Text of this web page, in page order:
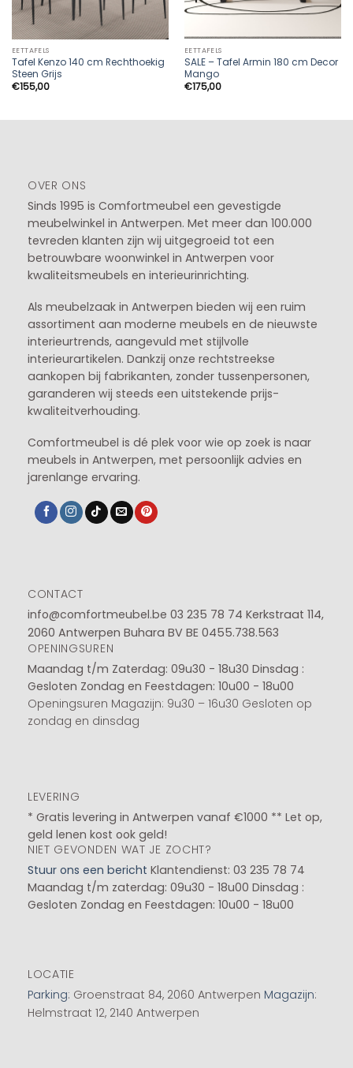
EETTAFELS
Tafel Kenzo 140 cm Rechthoekig
Steen Grijs
€155,00
EETTAFELS
SALE – Tafel Armin 180 cm Decor
Mango
€175,00
OVER ONS
Sinds 1995 is Comfortmeubel een gevestigde
meubelwinkel in Antwerpen. Met meer dan 100.000
tevreden klanten zijn wij uitgegroeid tot een
betrouwbare woonwinkel in Antwerpen voor
kwaliteitsmeubels en interieurinrichting.
Als meubelzaak in Antwerpen bieden wij een ruim
assortiment aan moderne meubels en de nieuwste
interieurtrends, aangevuld met stijlvolle
interieurartikelen. Dankzij onze rechtstreekse
aankopen bij fabrikanten, zonder tussenpersonen,
garanderen wij steeds een uitstekende prijs-
kwaliteitverhouding.
Comfortmeubel is dé plek voor wie op zoek is naar
meubels in Antwerpen, met persoonlijk advies en
jarenlange ervaring.
CONTACT
info@comfortmeubel.be 03 235 78 74 Kerkstraat 114,
2060 Antwerpen Buhara BV BE 0455.738.563
OPENINGSUREN
Maandag t/m Zaterdag: 09u30 - 18u30 Dinsdag :
Gesloten Zondag en Feestdagen: 10u00 - 18u00
Openingsuren Magazijn: 9u30 – 16u30 Gesloten op
zondag en dinsdag
LEVERING
* Gratis levering in Antwerpen vanaf €1000 ** Let op,
geld lenen kost ook geld!
NIET GEVONDEN WAT JE ZOCHT?
Stuur ons een bericht Klantendienst: 03 235 78 74
Maandag t/m zaterdag: 09u30 - 18u00 Dinsdag :
Gesloten Zondag en Feestdagen: 10u00 - 18u00
LOCATIE
Parking: Groenstraat 84, 2060 Antwerpen Magazijn:
Helmstraat 12, 2140 Antwerpen